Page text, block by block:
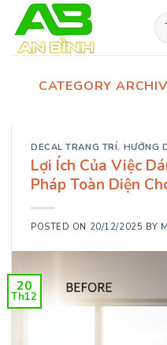
content
CATEGORY
DECAL TRANG TRÍ, HƯỚNG
Lợi Ích Của Việc
Pháp Toàn Diện
POSTED ON 20/12/2025 BY
20
Th12